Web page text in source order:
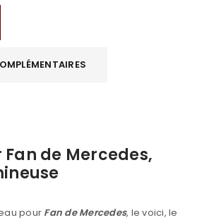
de Mercedes,
pour Fan de Mercedes, le voici, le